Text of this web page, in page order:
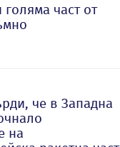
част от
че в Западна
на